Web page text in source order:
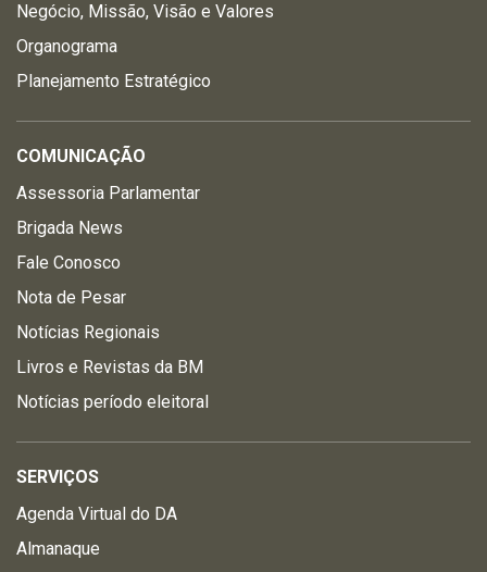
Negócio, Missão, Visão e Valores
Organograma
Planejamento Estratégico
COMUNICAÇÃO
Assessoria Parlamentar
Brigada News
Fale Conosco
Nota de Pesar
Notícias Regionais
Livros e Revistas da BM
Notícias período eleitoral
SERVIÇOS
Agenda Virtual do DA
Almanaque